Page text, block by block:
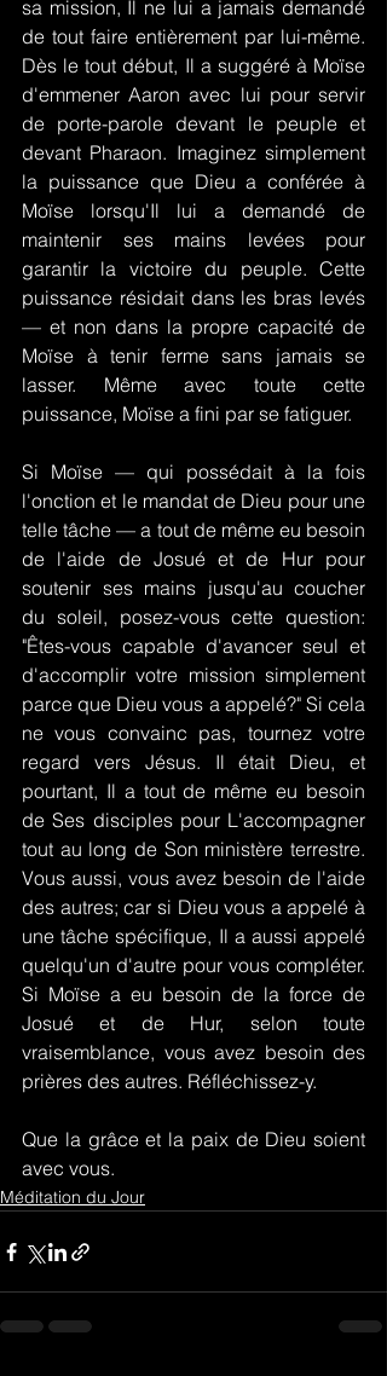
sa mission, Il ne lui a jamais demandé
de tout faire entièrement par lui-même.
Dès le tout début, Il a suggéré à Moïse
d'emmener Aaron avec lui pour servir
de porte-parole devant le peuple et
devant Pharaon. Imaginez simplement
la puissance que Dieu a conférée à
Moïse lorsqu'Il lui a demandé de
maintenir ses mains levées pour
garantir la victoire du peuple. Cette
puissance résidait dans les bras levés
— et non dans la propre capacité de
Moïse à tenir ferme sans jamais se
lasser. Même avec toute cette
puissance, Moïse a fini par se fatiguer.
Si Moïse — qui possédait à la fois
l'onction et le mandat de Dieu pour une
telle tâche — a tout de même eu besoin
de l'aide de Josué et de Hur pour
soutenir ses mains jusqu'au coucher
du soleil, posez-vous cette question:
"Êtes-vous capable d'avancer seul et
d'accomplir votre mission simplement
parce que Dieu vous a appelé?" Si cela
ne vous convainc pas, tournez votre
regard vers Jésus. Il était Dieu, et
pourtant, Il a tout de même eu besoin
de Ses disciples pour L'accompagner
tout au long de Son ministère terrestre.
Vous aussi, vous avez besoin de l'aide
des autres; car si Dieu vous a appelé à
une tâche spécifique, Il a aussi appelé
quelqu'un d'autre pour vous compléter.
Si Moïse a eu besoin de la force de
Josué et de Hur, selon toute
vraisemblance, vous avez besoin des
prières des autres. Réfléchissez-y.
Que la grâce et la paix de Dieu soient
avec vous.
Méditation du Jour